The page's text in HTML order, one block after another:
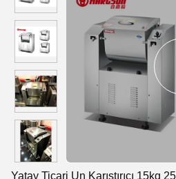
Yatay Ticari Un Karıştırıcı 15kg